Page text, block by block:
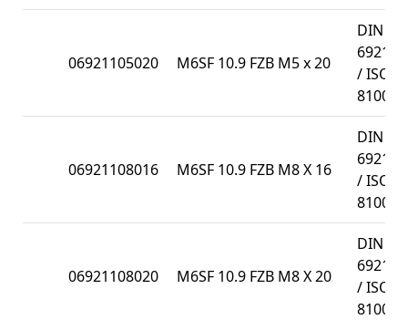
06921105020 M6SF 10.9 FZB M5 x 20
DIN
6921
/ ISO
8100
06921108016 M6SF 10.9 FZB M8 X 16
DIN
6921
/ ISO
8100
06921108020 M6SF 10.9 FZB M8 X 20
DIN
6921
/ ISO
8100